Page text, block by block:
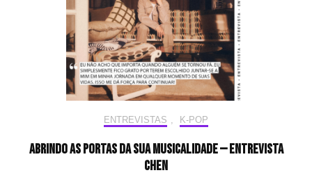
ENTREVISTAS , K-POP
Abrindo as portas da sua musicalidade — Entrevista
CHEN